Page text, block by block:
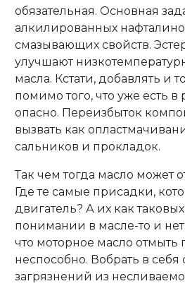
обязательная. Основная
алкилированных
смазывающих свойств.
улучшают
масла. Кстати, добавлять и
помимо того, что уже есть в
опасно. Переизбыток
вызвать как
сальников и прокладок.
Так чем тогда масло может
Где те самые присадки,
двигатель? А их как
понимании в масле-то и
что моторное масло отмыть
неспособно. Вобрать в себя
загрязнений из